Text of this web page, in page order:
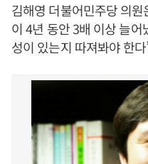
김해영 더불어민주당 의
이 4년 동안 3배 이상 늘
성이 있는지 따져봐야 한